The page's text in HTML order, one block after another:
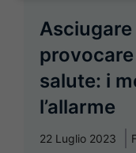
salute: i
l’allarme
22 Luglio 2023